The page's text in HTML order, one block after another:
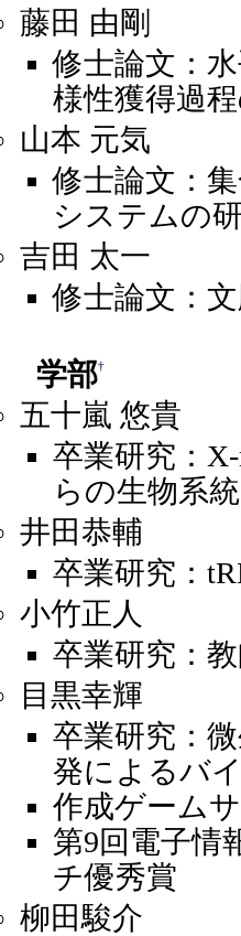
藤田 由剛
修士論文：
様性獲得過
山本 元気
修士論文：
システムの
吉田 太一
修士論文：
学部†
五十嵐 悠貴
卒業研究：
らの生物系
井田恭輔
卒業研究：
小竹正人
卒業研究：
目黒幸輝
卒業研究：
発によるバ
作成ゲーム
第9回電子情
チ優秀賞
柳田駿介